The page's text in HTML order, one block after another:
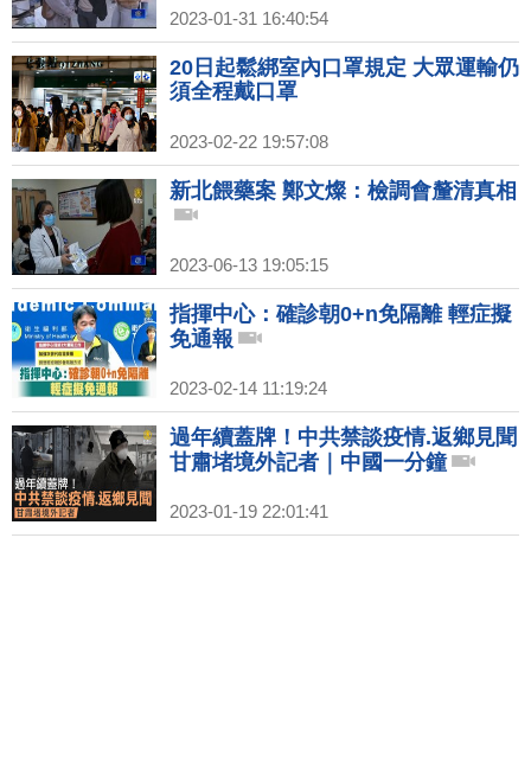
2023-01-31 16:40:54
20日起鬆綁室內口罩規定 大眾運輸仍
須全程戴口罩
2023-02-22 19:57:08
新北餵藥案 鄭文燦：檢調會釐清真相
2023-06-13 19:05:15
指揮中心：確診朝0+n免隔離 輕症擬
免通報
2023-02-14 11:19:24
過年續蓋牌！中共禁談疫情.返鄉見聞
甘肅堵境外記者｜中國一分鐘
2023-01-19 22:01:41